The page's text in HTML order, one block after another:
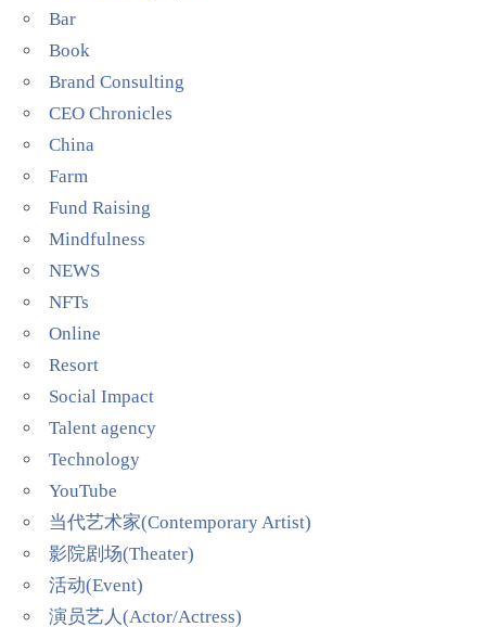
Bar
Book
Brand Consulting
CEO Chronicles
China
Farm
Fund Raising
Mindfulness
NEWS
NFTs
Online
Resort
Social Impact
Talent agency
Technology
YouTube
当代艺术家(Contemporary Artist)
影院剧场(Theater)
活动(Event)
演员艺人(Actor/Actress)